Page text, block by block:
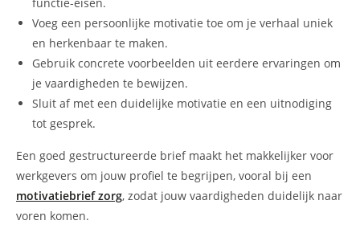
functie-eisen.
Voeg een persoonlijke motivatie toe om je verhaal uniek
en herkenbaar te maken.
Gebruik concrete voorbeelden uit eerdere ervaringen om
je vaardigheden te bewijzen.
Sluit af met een duidelijke motivatie en een uitnodiging
tot gesprek.
Een goed gestructureerde brief maakt het makkelijker voor
werkgevers om jouw profiel te begrijpen, vooral bij een
motivatiebrief zorg, zodat jouw vaardigheden duidelijk naar
voren komen.